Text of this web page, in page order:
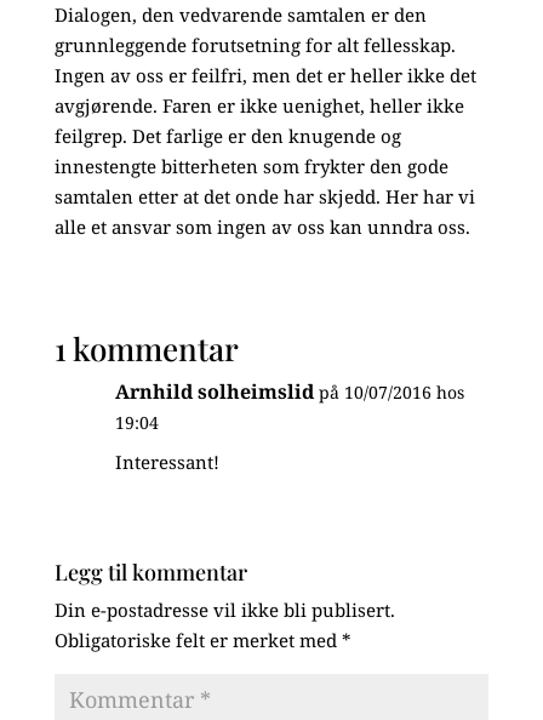
Dialogen, den vedvarende samtalen er den
grunnleggende forutsetning for alt fellesskap.
Ingen av oss er feilfri, men det er heller ikke det
avgjørende. Faren er ikke uenighet, heller ikke
feilgrep. Det farlige er den knugende og
innestengte bitterheten som frykter den gode
samtalen etter at det onde har skjedd. Her har vi
alle et ansvar som ingen av oss kan unndra oss.
1 kommentar
Arnhild solheimslid på 10/07/2016 hos
19:04
Interessant!
Legg til kommentar
Din e-postadresse vil ikke bli publisert.
Obligatoriske felt er merket med *